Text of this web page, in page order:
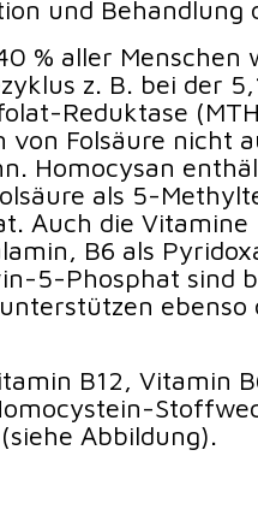
und Behandlung
% aller Menschen
z. B. bei der
Reduktase
von Folsäure nicht
Homocysan
als 5-
Auch die Vitamine
B6 als
5-Phosphat sind
B12, Vitamin
Abbildung).